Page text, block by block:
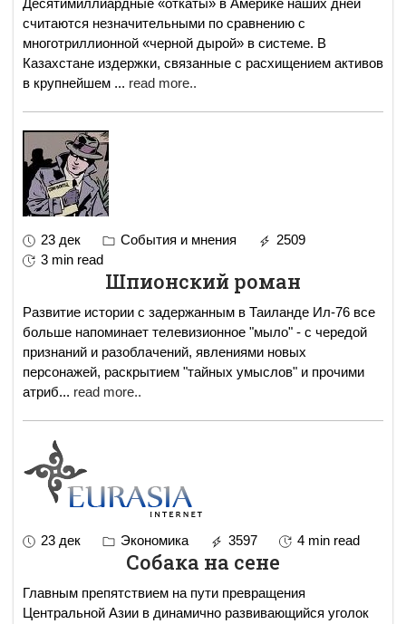
считаются незначительными по сравнению с
многотриллионной «черной дырой» в системе. В
Казахстане издержки, связанные с расхищением активов
в крупнейшем ... read more..
23 дек События и мнения
2509
3 min read
Шпионский роман
Развитие истории с задержанным в Таиланде Ил-76 все
больше напоминает телевизионное "мыло" - с чередой
признаний и разоблачений, явлениями новых
персонажей, раскрытием "тайных умыслов" и прочими
атриб... read more..
23 дек Экономика 3597 4 min read
Собака на сене
Главным препятствием на пути превращения
Центральной Азии в динамично развивающийся уголок